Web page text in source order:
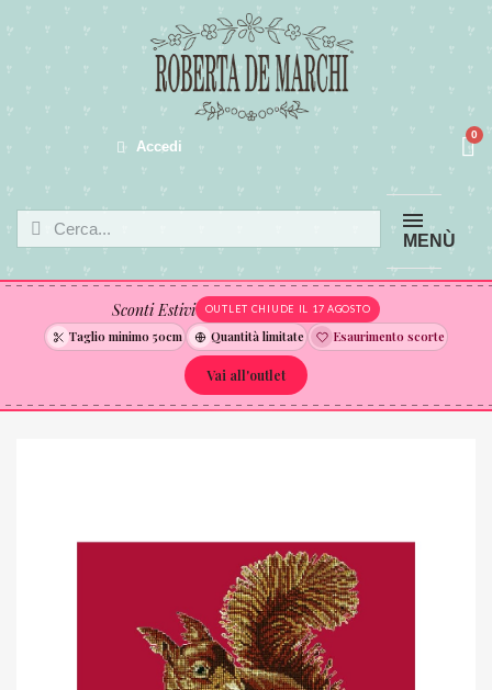
Accedi
MENÙ
Sconti Estivi OUTLET CHIUDE IL 17 AGOSTO
Taglio minimo 50cm Quantità limitate Esaurimento scorte
Vai all'outlet